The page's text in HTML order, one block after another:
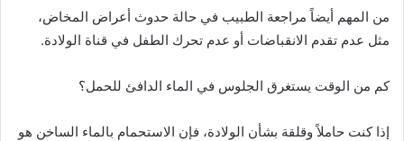
من المهم أيضاً مراجعة الطبيب في حالة حدوث أعراض المخاض،
مثل عدم تقدم الانقباضات أو عدم تحرك الطفل في قناة الولادة.
كم من الوقت يستغرق الجلوس في الماء الدافئ للحمل؟
إذا كنت حاملاً وقلقة بشأن الولادة، فإن الاستحمام بالماء الساخن هو